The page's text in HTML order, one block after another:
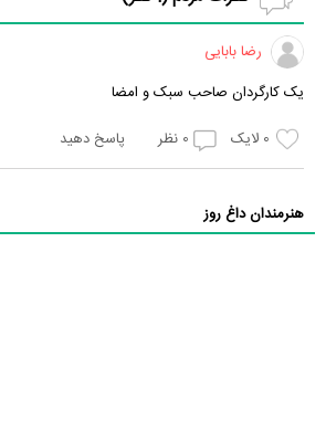
رضا بابایی
یک کارگردان صاحب سبک و امضا
0 لایک 0 نظر پاسخ دهید
هنرمندان داغ روز